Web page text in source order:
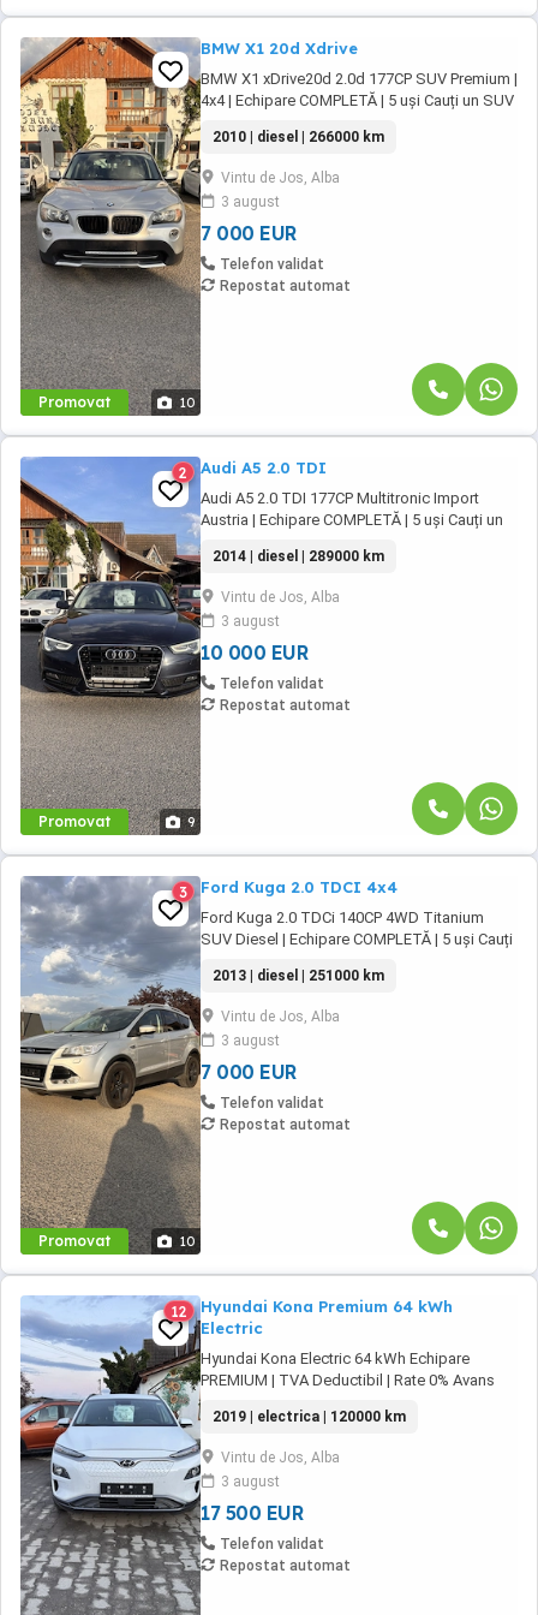
Promovat 10
BMW X1 20d Xdrive
BMW X1 xDrive20d 2.0d 177CP SUV Premium |
4x4 | Echipare COMPLETĂ | 5 uși Cauți un SUV
prezentăm BMW X1 xDrive20d, motorizare
diesel de 2.0 litri (177CP), tracțiune integrală,
cutie manuală, cu un consum mixt de doar 5.8
l 100km! Mașina este într-o stare foarte ...
2010 | diesel | 266000 km
Vintu de Jos, Alba
3 august
7 000 EUR
Telefon validat
Repostat automat
Promovat 9
2 Audi A5 2.0 TDI
Audi A5 2.0 TDI 177CP Multitronic Import
Austria | Echipare COMPLETĂ | 5 uși Cauți un
prezentăm Audi A5, motorizare diesel de 2.0
litri (177CP), cutie automată Multitronic, cu un
consum mixt de doar 4.8 l 100km! Mașina
este import Austria, într-o stare foarte ...
2014 | diesel | 289000 km
Vintu de Jos, Alba
3 august
10 000 EUR
Telefon validat
Repostat automat
Promovat 10
3 Ford Kuga 2.0 TDCI 4x4
Ford Kuga 2.0 TDCi 140CP 4WD Titanium
SUV Diesel | Echipare COMPLETĂ | 5 uși Cauți
prezentăm Ford Kuga, motorizare diesel de
2.0 litri (140CP), tracțiune integrală, cutie
manuală, consum mixt de doar 5.9 l 100km!
Mașina este într-o stare foarte bună, pregătită
...
2013 | diesel | 251000 km
Vintu de Jos, Alba
3 august
7 000 EUR
Telefon validat
Repostat automat
12
Hyundai Kona Premium 64 kWh
Electric
Hyundai Kona Electric 64 kWh Echipare
PREMIUM | TVA Deductibil | Rate 0% Avans
compromisuri? Oferim spre vânzare un
Hyundai Kona Electric, varianta cu baterie de
64 kWh, care oferă o autonomie generoasă și
performanțe excelente. Mașina se află într-o
stare ...
2019 | electrica | 120000 km
Vintu de Jos, Alba
3 august
17 500 EUR
Telefon validat
Repostat automat